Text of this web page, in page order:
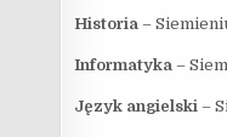
Historia –
Informatyka –
Język angielski –